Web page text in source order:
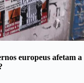
europeus afetam a